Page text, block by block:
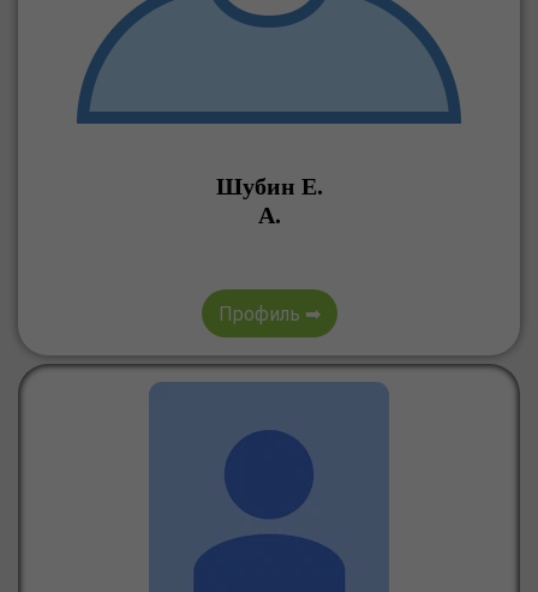
Шубин Е.
А.
Профиль ➡